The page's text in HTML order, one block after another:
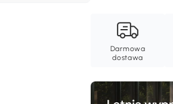
Darmowa
dostawa